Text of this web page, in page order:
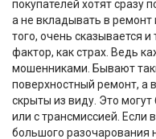
покупателей хотят сразу
а не вкладывать в ремонт
того, очень сказывается
фактор, как страх. Ведь
мошенниками. Бывают
поверхностный ремонт, а
скрыты из виду. Это
или с трансмиссией. Если
большого разочарования